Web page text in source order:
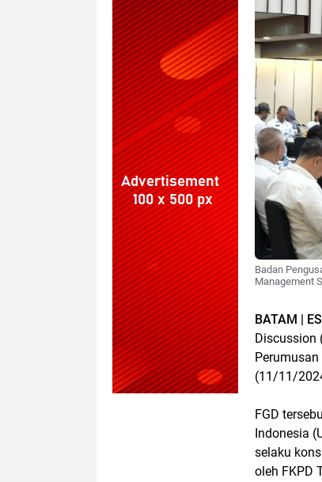
Badan
Management
BATAM |
Discussion
(11/11/
FGD
Indonesia
selaku
oleh FKPD